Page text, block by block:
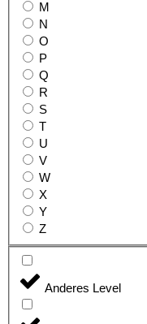
M
N
O
P
Q
R
S
T
U
V
W
X
Y
Z
Anderes Level